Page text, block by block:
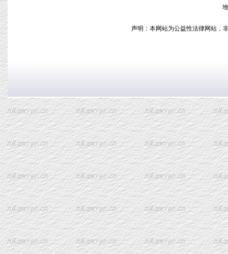
声明：本网站为公益性法律网站，